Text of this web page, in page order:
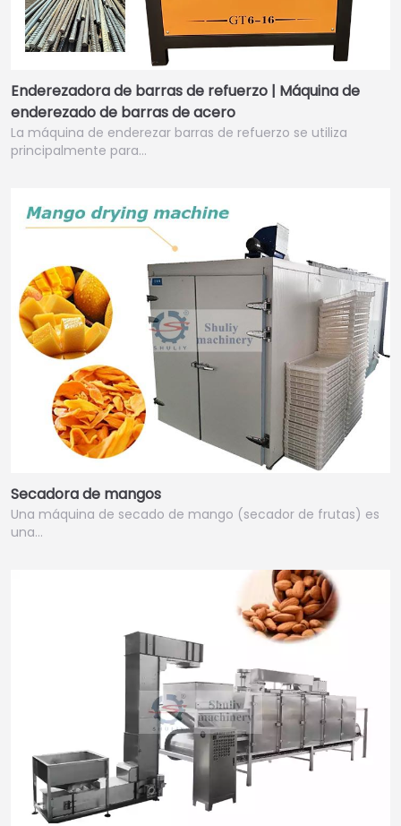
Enderezadora de barras de refuerzo | Máquina de
enderezado de barras de acero
La máquina de enderezar barras de refuerzo se utiliza
principalmente para…
Secadora de mangos
Una máquina de secado de mango (secador de frutas) es
una…